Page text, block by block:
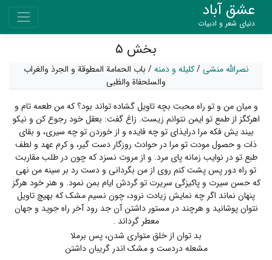
عشق آباد
دنیای شعر و ادبیات
بخش ۵
نصرالله منشی/کلیله و دمنه / باب الحمامة المطوقة و الجرذ والغراب
والسلحفاة والظبی
و میان من و تو راه محبت بچه تاویل گشاده تواند بود؟ که من طعمه تام و
اهرکگز از طمع تو ایمن نتوانم زیست. زاغ گفت: بعقل خود رجوع کن و نیکو
بیند یش فکه مرا درایذای تو چه فایده و از خوردن تو چه سیری، و بقای
ذات و حصول مودت تو مرا در حوادث روزگار دست گیر، و کرم عهد و لطف
طبع تو در نوایب زمانه پای مرد. و از مروت نسزد که چون در طلب مقاربت
تو راه دور پس پشت کنم روی از من بگردانی و دست رد بر سینه من نهی
که حسن سیرت و پاکیزگی سریرت تو گردش ایام بمن نمود. و هنر خود هرگز
پنهان نماند اگر چه نمایش زیادت نرود، چون نسیم مشک که بهیچ تاویل
نتوان پوشانید و هرچند در مستور داشتن آن جد رود آخر راه جوید و جهان
معطر گرداند .
بد توان از خلق متواری شدن، پس برملا
مشعله دردست و مشک اندر گریبان داشتن